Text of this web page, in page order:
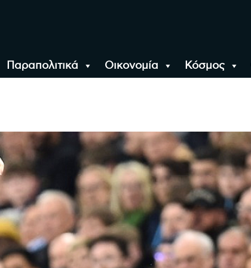
Παραπολιτικά Οικονομία Κόσμος